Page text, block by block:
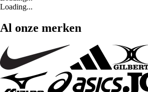
Loading...
Al onze merken